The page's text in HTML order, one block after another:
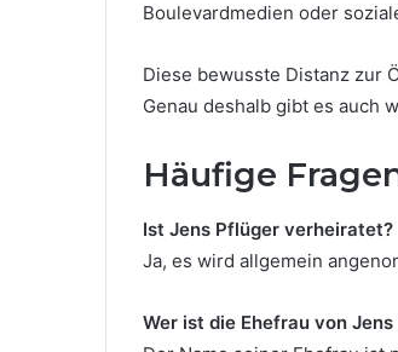
Boulevardmedien oder
Diese bewusste Distanz zur
Genau deshalb gibt es auch
Häufige
Ist Jens Pflüger verheiratet?
Ja, es wird allgemein
Wer ist die Ehefrau von